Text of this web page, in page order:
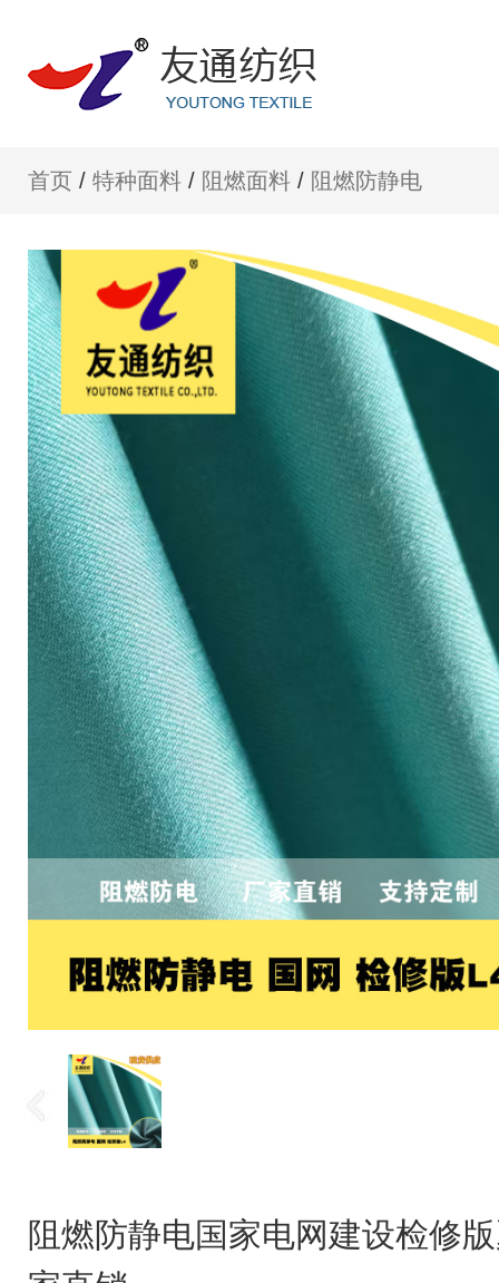
首页 / 特种面料 / 阻燃面料 / 阻燃防静电
阻燃防静电国家电网建设检修